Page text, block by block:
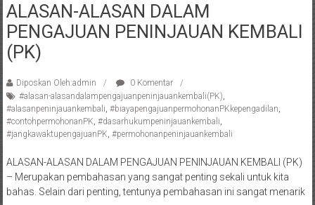
Pengacara
Perceraian/
Advokat
/
Konsultan
Hukum
/
Konsultan
Pajak/
Mediator/
Mediasi/
ALASAN-ALASAN DALAM
PENGAJUAN PENINJAUAN KEMBALI
(PK)
Diposkan Oleh:admin
0 Komentar
#alasan-alasandalampengajuanpeninjauankembali(PK),
#alasanpeninjauankembali, #biayapengajuanpermohonanPKkepengadilan,
#contohpermohonanPK, #dasarhukumpeninjauankembali,
#jangkawaktupengajuanPK, #permohonanpeninjauankembali
ALASAN-ALASAN DALAM PENGAJUAN PENINJAUAN KEMBALI (PK)
– Merupakan pembahasan yang sangat penting sekali untuk kita
bahas. Selain dari penting, tentunya pembahasan ini sangat menarik